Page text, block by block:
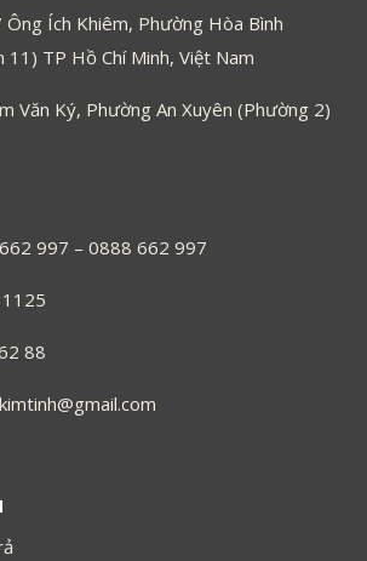
Ích Khiêm, Phường Hòa Bình
11) TP Hồ Chí Minh, Việt Nam
Văn Ký, Phường An Xuyên (Phường 2)
997 – 0888 662 997
88